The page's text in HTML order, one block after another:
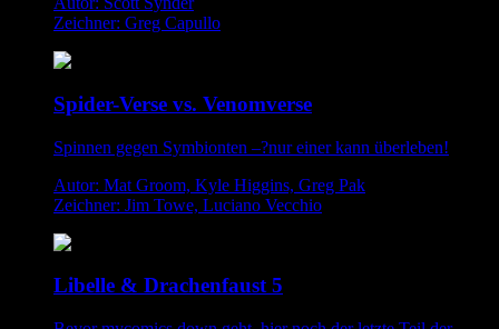
Zeichner: Greg Capullo
Spider-Verse vs. Venomverse
Spinnen gegen Symbionten –?nur einer kann überleben!
Autor: Mat Groom, Kyle Higgins, Greg Pak
Zeichner: Jim Towe, Luciano Vecchio
Libelle & Drachenfaust 5